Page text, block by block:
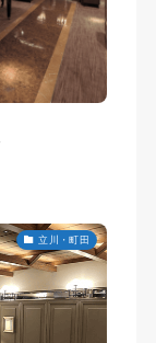
立川・町田